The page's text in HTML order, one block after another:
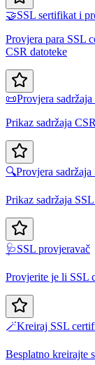
🤝SSL sertifikat i
Provjera para SSL
CSR datoteke
📜Provjera
Prikaz sadržaja
🔍Provjera
Prikaz sadržaja
🩺SSL provjeravač
Provjerite je li SSL
🪄Kreiraj SSL
Besplatno kreirajte